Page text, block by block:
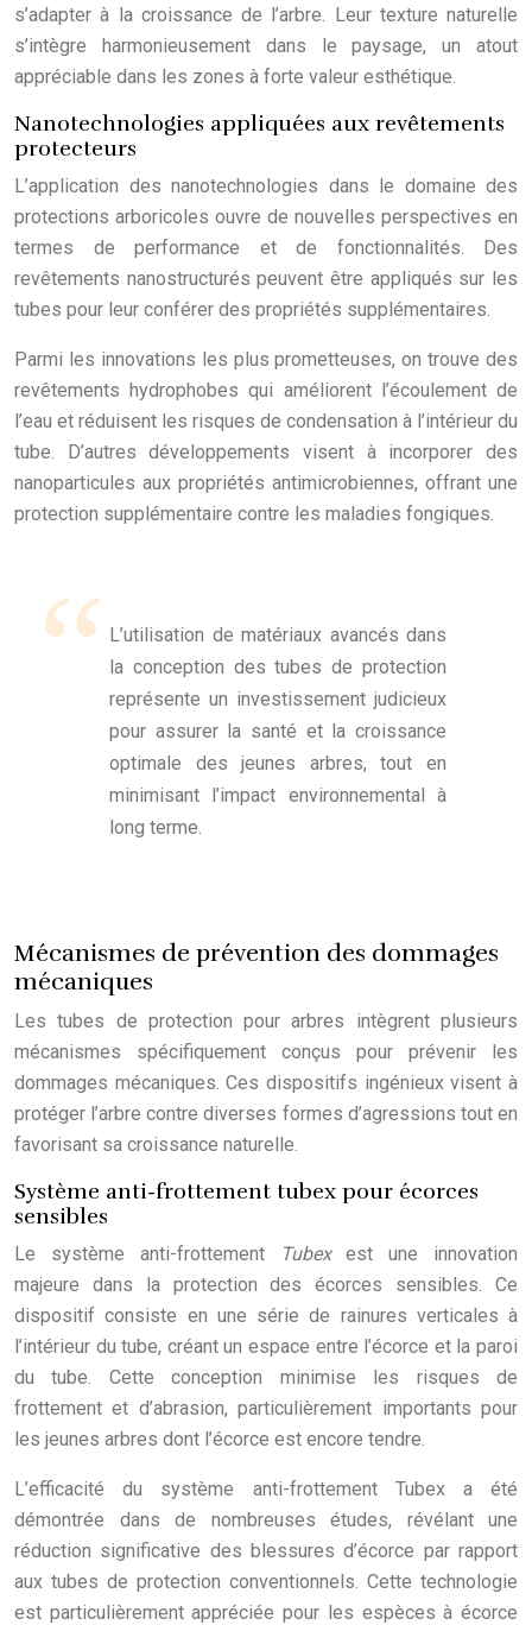
s’adapter à la croissance de l’arbre. Leur texture naturelle
s’intègre harmonieusement dans le paysage, un atout
appréciable dans les zones à forte valeur esthétique.
Nanotechnologies appliquées aux revêtements
protecteurs
L’application des nanotechnologies dans le domaine des
protections arboricoles ouvre de nouvelles perspectives en
termes de performance et de fonctionnalités. Des
revêtements nanostructurés peuvent être appliqués sur les
tubes pour leur conférer des propriétés supplémentaires.
Parmi les innovations les plus prometteuses, on trouve des
revêtements hydrophobes qui améliorent l’écoulement de
l’eau et réduisent les risques de condensation à l’intérieur du
tube. D’autres développements visent à incorporer des
nanoparticules aux propriétés antimicrobiennes, offrant une
protection supplémentaire contre les maladies fongiques.
L’utilisation de matériaux avancés dans
la conception des tubes de protection
représente un investissement judicieux
pour assurer la santé et la croissance
optimale des jeunes arbres, tout en
minimisant l’impact environnemental à
long terme.
Mécanismes de prévention des dommages
mécaniques
Les tubes de protection pour arbres intègrent plusieurs
mécanismes spécifiquement conçus pour prévenir les
dommages mécaniques. Ces dispositifs ingénieux visent à
protéger l’arbre contre diverses formes d’agressions tout en
favorisant sa croissance naturelle.
Système anti-frottement tubex pour écorces
sensibles
Le système anti-frottement Tubexest une innovation
majeure dans la protection des écorces sensibles. Ce
dispositif consiste en une série de rainures verticales à
l’intérieur du tube, créant un espace entre l’écorce et la paroi
du tube. Cette conception minimise les risques de
frottement et d’abrasion, particulièrement importants pour
les jeunes arbres dont l’écorce est encore tendre.
L’efficacité du système anti-frottement Tubex a été
démontrée dans de nombreuses études, révélant une
réduction significative des blessures d’écorce par rapport
aux tubes de protection conventionnels. Cette technologie
est particulièrement appréciée pour les espèces à écorce